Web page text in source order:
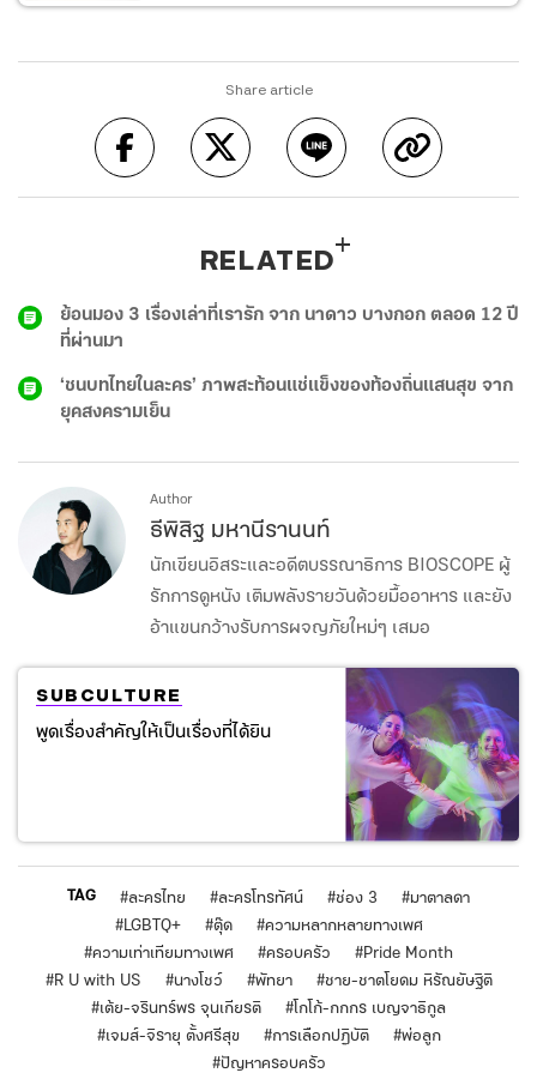
Share article
RELATED
ย้อนมอง 3 เรื่องเล่าที่เรารัก จาก นาดาว บางกอก ตลอด 12 ปี
ที่ผ่านมา
‘ชนบทไทยในละคร’ ภาพสะท้อนแช่แข็งของท้องถิ่นแสนสุข จาก
ยุคสงครามเย็น
Author
ธีพิสิฐ มหานีรานนท์
นักเขียนอิสระและอดีตบรรณาธิการ BIOSCOPE ผู้
รักการดูหนัง เติมพลังรายวันด้วยมื้ออาหาร และยัง
อ้าแขนกว้างรับการผจญภัยใหม่ๆ เสมอ
SUBCULTURE
พูดเรื่องสำคัญให้เป็นเรื่องที่ได้ยิน
TAG #ละครไทย #ละครโทรทัศน์ #ช่อง 3 #มาตาลดา
#LGBTQ+ #ตุ๊ด #ความหลากหลายทางเพศ
#ความเท่าเทียมทางเพศ #ครอบครัว #Pride Month
#R U with US #นางโชว์ #พัทยา #ชาย-ชาตโยดม หิรัณยัษฐิติ
#เต้ย-จรินทร์พร จุนเกียรติ #โกโก้-กกกร เบญจาธิกูล
#เจมส์-จิรายุ ตั้งศรีสุข #การเลือกปฏิบัติ #พ่อลูก
#ปัญหาครอบครัว